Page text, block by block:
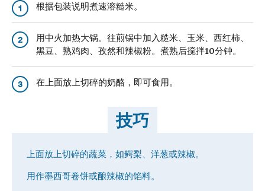
1 根据包装说明煮速溶糙米。
2
用中火加热大锅。往煎锅中加入糙米、玉米、西红柿、
黑豆、熟鸡肉、孜然和辣椒粉。煮熟后搅拌10分钟。
3 在上面放上切碎的奶酪，即可食用。
技巧
上面放上切碎的蔬菜，如鳄梨、洋葱或辣椒。
用作墨西哥卷饼或酿辣椒的馅料。